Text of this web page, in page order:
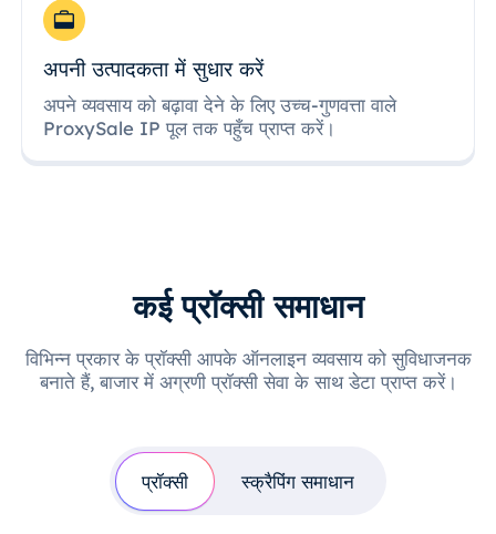
अपनी उत्पादकता में सुधार करें
अपने व्यवसाय को बढ़ावा देने के लिए उच्च-गुणवत्ता वाले
ProxySale IP पूल तक पहुँच प्राप्त करें।
कई प्रॉक्सी समाधान
विभिन्न प्रकार के प्रॉक्सी आपके ऑनलाइन व्यवसाय को सुविधाजनक
बनाते हैं, बाजार में अग्रणी प्रॉक्सी सेवा के साथ डेटा प्राप्त करें।
प्रॉक्सी स्क्रैपिंग समाधान